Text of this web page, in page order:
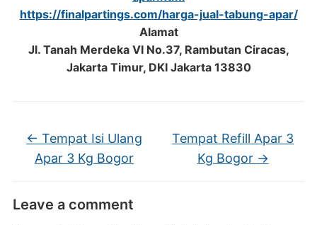
https://finalpartings.com/harga-jual-tabung-apar/
Alamat
Jl. Tanah Merdeka VI No.37, Rambutan Ciracas,
Jakarta Timur, DKI Jakarta 13830
← Tempat Isi Ulang
Apar 3 Kg Bogor
Tempat Refill Apar 3
Kg Bogor →
Leave a comment